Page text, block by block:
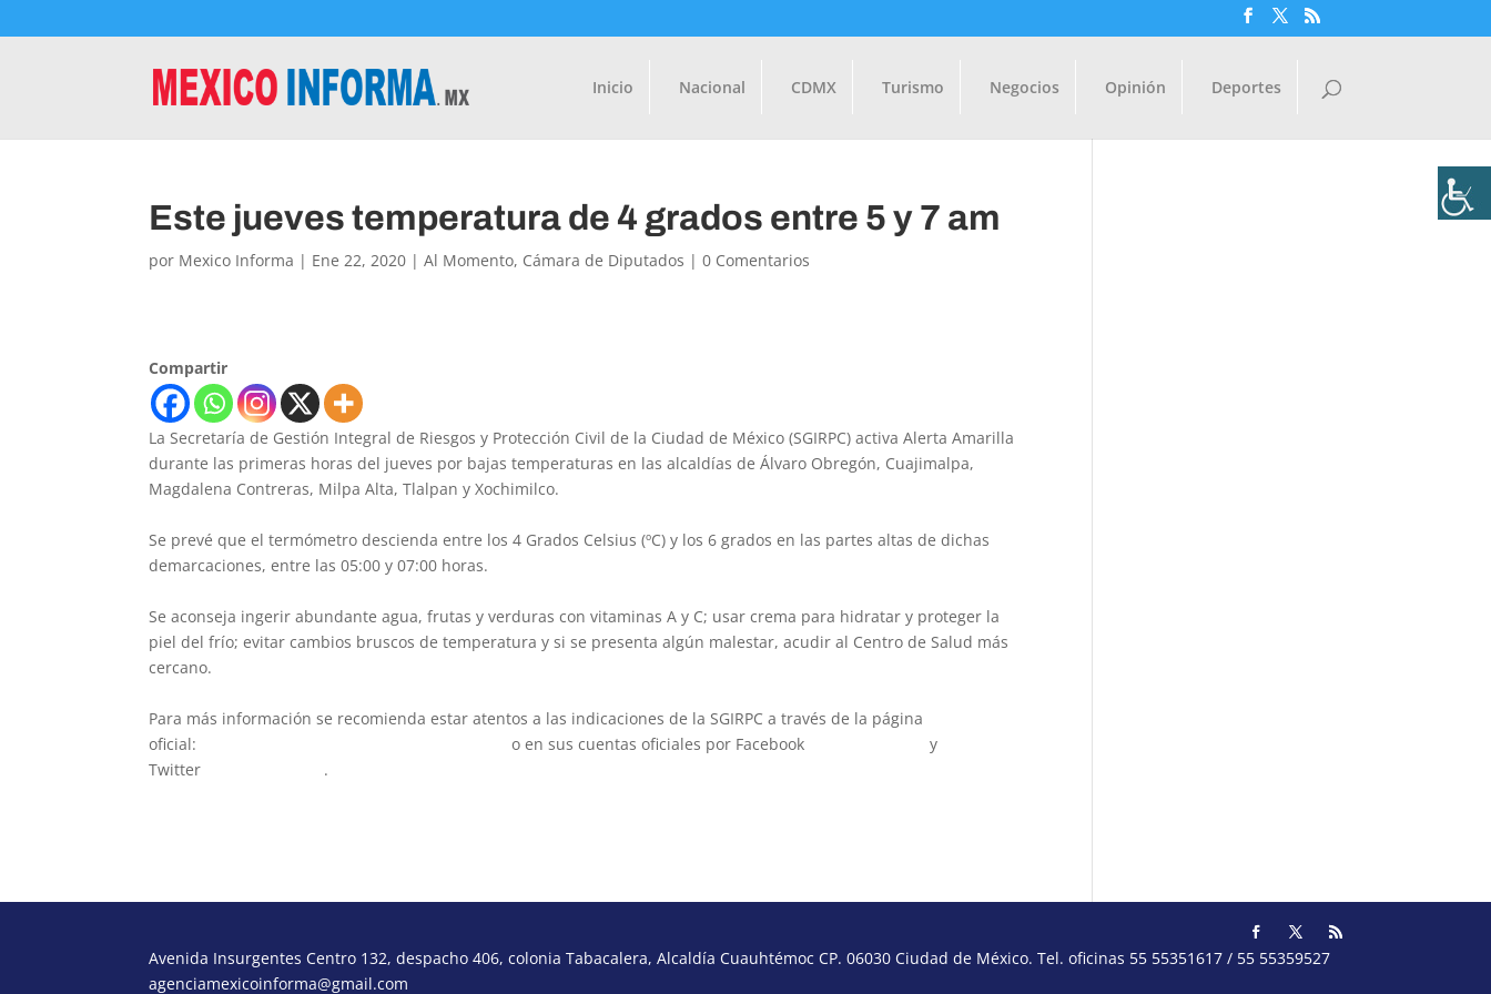
Inicio Nacional CDMX Turismo Negocios Opinión Deportes
Este jueves temperatura de 4 grados entre 5 y 7 am
por Mexico Informa | Ene 22, 2020 |Al Momento, Cámara de Diputados |0 Comentarios
Compartir
La Secretaría de Gestión Integral de Riesgos y Protección Civil de la Ciudad de México (SGIRPC) activa Alerta Amarilla
durante las primeras horas del jueves por bajas temperaturas en las alcaldías de Álvaro Obregón, Cuajimalpa,
Magdalena Contreras, Milpa Alta, Tlalpan y Xochimilco.
Se prevé que el termómetro descienda entre los 4 Grados Celsius (ºC) y los 6 grados en las partes altas de dichas
demarcaciones, entre las 05:00 y 07:00 horas.
Se aconseja ingerir abundante agua, frutas y verduras con vitaminas A y C; usar crema para hidratar y proteger la
piel del frío; evitar cambios bruscos de temperatura y si se presenta algún malestar, acudir al Centro de Salud más
cercano.
Para más información se recomienda estar atentos a las indicaciones de la SGIRPC a través de la página
oficial:
o en sus cuentas oficiales por Facebook
y
Twitter
.
Avenida Insurgentes Centro 132, despacho 406, colonia Tabacalera, Alcaldía Cuauhtémoc CP. 06030 Ciudad de México. Tel. oficinas 55 55351617 / 55 55359527
agenciamexicoinforma@gmail.com